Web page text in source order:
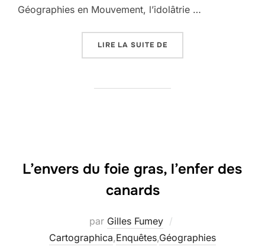
Géographies en Mouvement, l’idolâtrie …
LIRE LA SUITE DE
L’envers du foie gras, l’enfer des
canards
par Gilles Fumey
Cartographica,Enquêtes,Géographies